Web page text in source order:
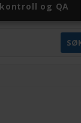
og QA